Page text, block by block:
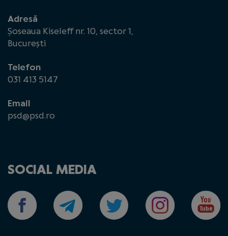
Adresă
Șoseaua Kiseleff nr. 10, sector 1,
București
Telefon
031 413 5147
Email
psd@psd.ro
SOCIAL MEDIA